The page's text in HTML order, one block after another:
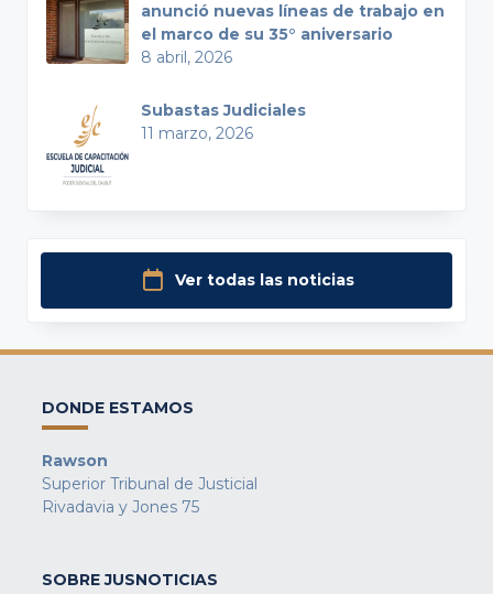
anunció nuevas líneas de trabajo en
el marco de su 35° aniversario
8 abril, 2026
Subastas Judiciales
11 marzo, 2026
Ver todas las noticias
DONDE ESTAMOS
Rawson
Superior Tribunal de Justicial
Rivadavia y Jones 75
SOBRE JUSNOTICIAS